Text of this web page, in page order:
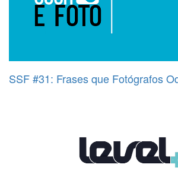
SSF #31: Frases que Fotógrafos